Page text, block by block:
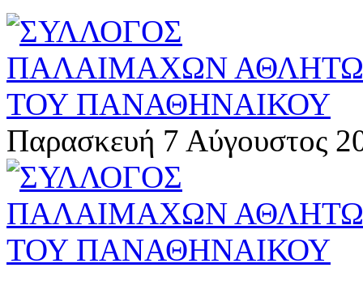
Παρασκευή 7 Αύγουστος